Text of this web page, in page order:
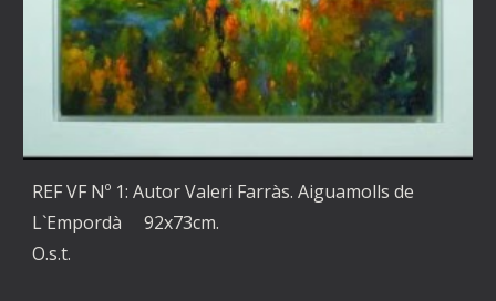
REF VF Nº 1: Autor Valeri Farràs. Aiguamolls de
L`Empordà 92x73cm.
O.s.t.